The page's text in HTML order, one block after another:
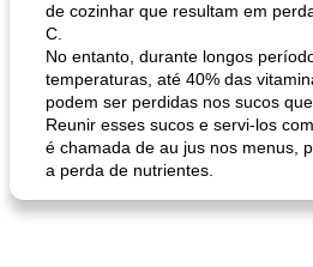
de cozinhar que resultam em
C.
No entanto, durante longos
temperaturas, até 40% das
podem ser perdidas nos sucos
Reunir esses sucos e servi-los
é chamada de au jus nos menus,
a perda de nutrientes.